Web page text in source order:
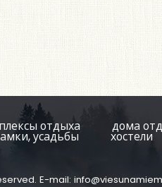
отдыха дома
усадьбы хостели
E-mail: